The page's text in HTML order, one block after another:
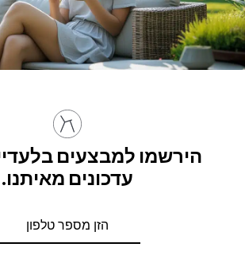
הירשמו למבצעים
עדכונים מאיתנו.